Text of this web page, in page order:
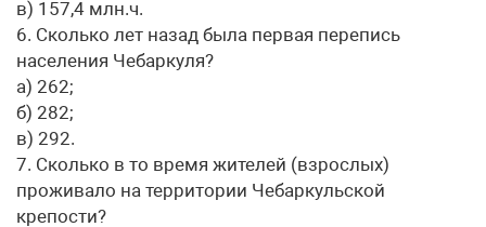
в) 157,4 млн.ч.
6. Сколько лет назад была первая перепись
населения Чебаркуля?
а) 262;
б) 282;
в) 292.
7. Сколько в то время жителей (взрослых)
проживало на территории Чебаркульской
крепости?